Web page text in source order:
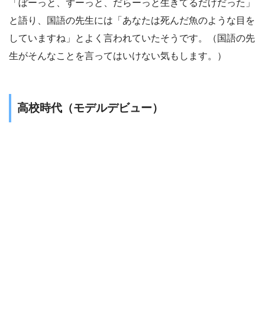
「ぼーっと、ずーっと、だらーっと生きてるだけだった」
と語り、国語の先生には「あなたは死んだ魚のような目を
していますね」とよく言われていたそうです。（国語の先
生がそんなことを言ってはいけない気もします。）
高校時代（モデルデビュー）